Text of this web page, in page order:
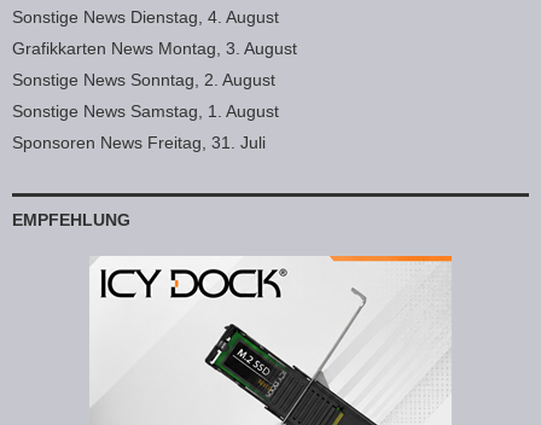
Sonstige News Dienstag, 4. August
Grafikkarten News Montag, 3. August
Sonstige News Sonntag, 2. August
Sonstige News Samstag, 1. August
Sponsoren News Freitag, 31. Juli
EMPFEHLUNG